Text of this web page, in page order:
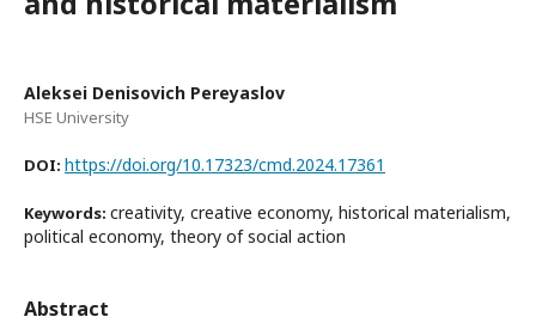
Aleksei Denisovich Pereyaslov
HSE University
DOI: https://doi.org/10.17323/cmd.2024.17361
Keywords: creativity, creative economy, historical materialism,
political economy, theory of social action
Abstract